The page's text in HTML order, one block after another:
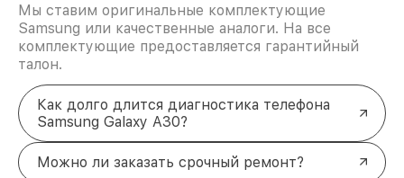
Мы ставим оригинальные комплектующие
Samsung или качественные аналоги. На все
комплектующие предоставляется гарантийный
талон.
Как долго длится диагностика телефона
Samsung Galaxy A30?
Можно ли заказать срочный ремонт?